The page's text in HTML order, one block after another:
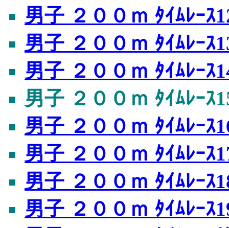
男子 ２００ｍ ﾀｲﾑﾚｰｽ
男子 ２００ｍ ﾀｲﾑﾚｰｽ
男子 ２００ｍ ﾀｲﾑﾚｰｽ
男子 ２００ｍ ﾀｲﾑﾚｰｽ
男子 ２００ｍ ﾀｲﾑﾚｰｽ
男子 ２００ｍ ﾀｲﾑﾚｰｽ
男子 ２００ｍ ﾀｲﾑﾚｰｽ
男子 ２００ｍ ﾀｲﾑﾚｰｽ